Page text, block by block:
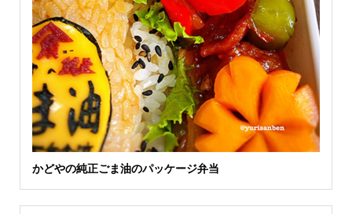
かどやの純正ごま油のパッケージ弁当